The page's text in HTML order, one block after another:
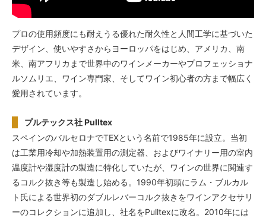
プロの使用頻度にも耐えうる優れた耐久性と人間工学に基づいた
デザイン、使いやすさからヨーロッパをはじめ、アメリカ、南
米、南アフリカまで世界中のワインメーカーやプロフェッショナ
ルソムリエ、ワイン専門家、そしてワイン初心者の方まで幅広く
愛用されています。
プルテックス社 Pulltex
スペインのバルセロナでTEXという名前で1985年に設立。当初
は工業用冷却や加熱装置用の測定器、およびワイナリー用の室内
温度計や湿度計の製造に特化していたが、ワインの世界に関連す
るコルク抜き等も製造し始める。1990年初頭にラム・ブルカル
ト氏による世界初のダブルレバーコルク抜きをワインアクセサリ
ーのコレクションに追加し、社名をPulltexに改名。2010年には